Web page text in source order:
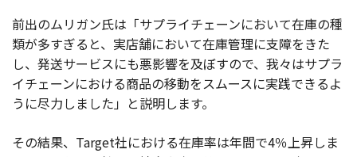
前出のムリガン氏は「サプライチェーンにおいて在庫の種
類が多すぎると、実店舗において在庫管理に支障をきた
し、発送サービスにも悪影響を及ぼすので、我々はサプラ
イチェーンにおける商品の移動をスムースに実践できるよ
うに尽力しました」と説明します。
その結果、Target社における在庫率は年間で4％上昇しま